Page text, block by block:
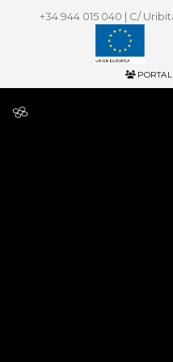
+34 944 015 040 | C/